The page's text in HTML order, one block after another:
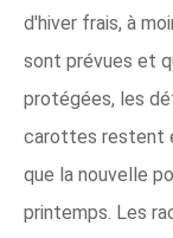
d'hiver frais, à
sont prévues et
protégées, les
carottes restent
que la nouvelle
printemps. Les